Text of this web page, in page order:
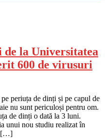
la Universitatea
600 de virusuri
periuța de dinți și pe capul de
nu sunt periculoși pentru om.
de dinți o dată la 3 luni.
unui nou studiu realizat în
[…]